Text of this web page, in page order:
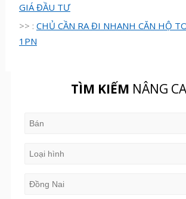
GIÁ ĐẦU TƯ
>> : CHỦ CẦN RA ĐI NHANH CĂN HỘ
1PN
TÌM KIẾM NÂNG